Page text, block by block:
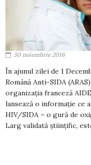
30 noiembrie 2016
În ajunul zilei de 1
Română Anti-SIDA
organizația franceză
lansează o informație ce
HIV/SIDA – o gură de
Larg validată științific,